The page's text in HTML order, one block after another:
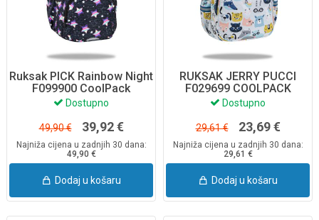
Ruksak PICK Rainbow Night
F099900 CoolPack
Dostupno
49,90 € 39,92 €
Najniža cijena u zadnjih 30 dana:
49,90 €
Dodaj u košaru
RUKSAK JERRY PUCCI
F029699 COOLPACK
Dostupno
29,61 € 23,69 €
Najniža cijena u zadnjih 30 dana:
29,61 €
Dodaj u košaru